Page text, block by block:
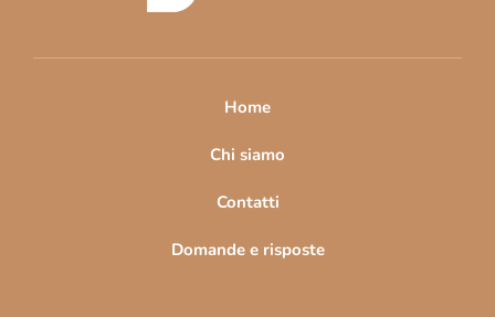
Home
Chi siamo
Contatti
Domande e risposte